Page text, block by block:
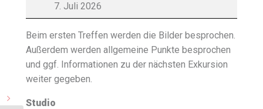
7. Juli 2026
Beim ersten Treffen werden die Bilder besprochen.
Außerdem werden allgemeine Punkte besprochen
und ggf. Informationen zu der nächsten Exkursion
weiter gegeben.
Studio